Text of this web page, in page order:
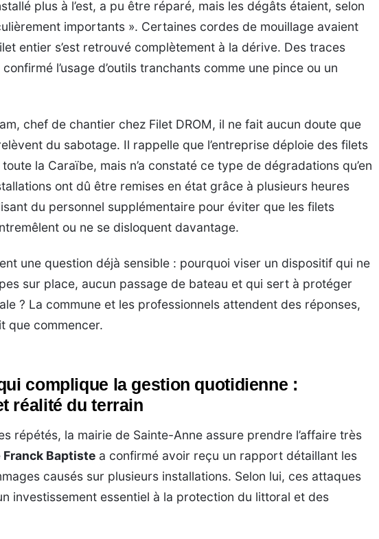
plus à l’est, a pu être réparé, mais les dégâts étaient, selon
importants ». Certaines cordes de mouillage avaient
entier s’est retrouvé complètement à la dérive. Des traces
l’usage d’outils tranchants comme une pince ou un
chef de chantier chez Filet DROM, il ne fait aucun doute que
du sabotage. Il rappelle que l’entreprise déploie des filets
la Caraïbe, mais n’a constaté ce type de dégradations qu’en
ont dû être remises en état grâce à plusieurs heures
du personnel supplémentaire pour éviter que les filets
ou ne se disloquent davantage.
une question déjà sensible : pourquoi viser un dispositif qui ne
sur place, aucun passage de bateau et qui sert à protéger
? La commune et les professionnels attendent des réponses,
que commencer.
complique la gestion quotidienne :
réalité du terrain
répétés, la mairie de Sainte-Anne assure prendre l’affaire très
Franck Baptiste a confirmé avoir reçu un rapport détaillant les
causés sur plusieurs installations. Selon lui, ces attaques
investissement essentiel à la protection du littoral et des